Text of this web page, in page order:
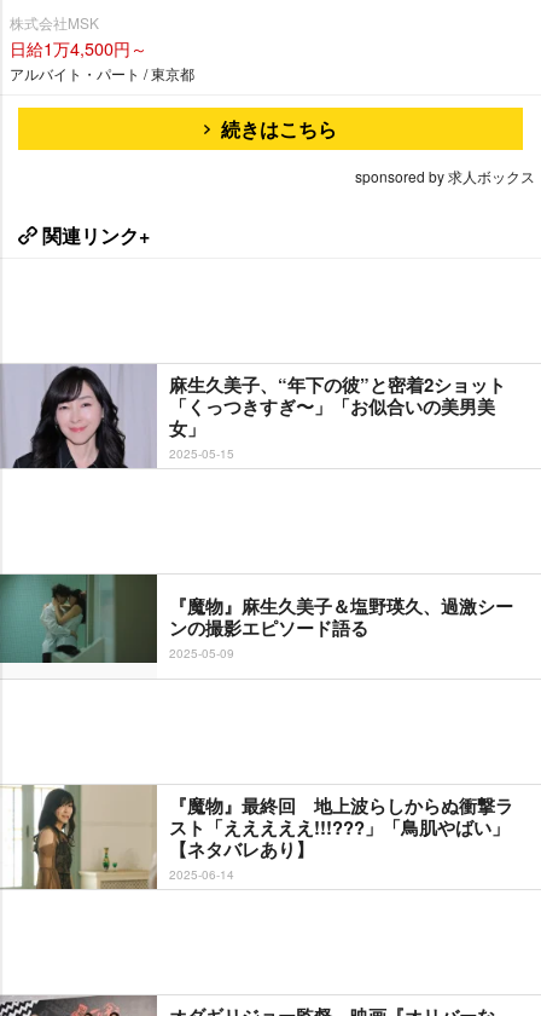
株式会社MSK
日給1万4,500円～
アルバイト・パート / 東京都
続きはこちら
sponsored by 求人ボックス
関連リンク+
麻生久美子、“年下の彼”と密着2ショット
「くっつきすぎ〜」「お似合いの美男美
女」
2025-05-15
『魔物』麻生久美子＆塩野瑛久、過激シー
ンの撮影エピソード語る
2025-05-09
『魔物』最終回 地上波らしからぬ衝撃ラ
スト「えええええ!!!???」「鳥肌やばい」
【ネタバレあり】
2025-06-14